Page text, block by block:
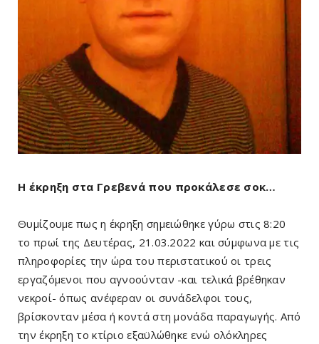
Η έκρηξη στα Γρεβενά που προκάλεσε σοκ…
Θυμίζουμε πως η έκρηξη σημειώθηκε γύρω στις 8:20
το πρωί της Δευτέρας, 21.03.2022 και σύμφωνα με τις
πληροφορίες την ώρα του περιστατικού οι τρεις
εργαζόμενοι που αγνοούνταν -και τελικά βρέθηκαν
νεκροί- όπως ανέφεραν οι συνάδελφοι τους,
βρίσκονταν μέσα ή κοντά στη μονάδα παραγωγής. Από
την έκρηξη το κτίριο εξαϋλώθηκε ενώ ολόκληρες